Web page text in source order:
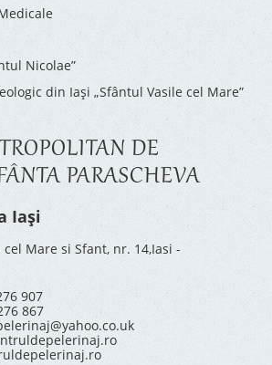
Nicolae”
din Iași „Sfântul Vasile cel Mare”
DE
PARASCHEVA
Iași
Mare si Sfant, nr. 14,Iasi -
907
867